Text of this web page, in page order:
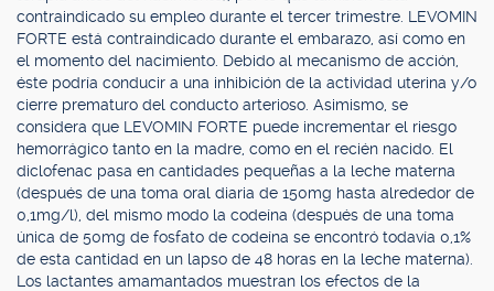
contraindicado su empleo durante el tercer trimestre. LEVOMIN
FORTE está contraindicado durante el embarazo, así como en
el momento del nacimiento. Debido al mecanismo de acción,
éste podría conducir a una inhibición de la actividad uterina y/o
cierre prematuro del conducto arterioso. Asimismo, se
considera que LEVOMIN FORTE puede incrementar el riesgo
hemorrágico tanto en la madre, como en el recién nacido. El
diclofenac pasa en cantidades pequeñas a la leche materna
(después de una toma oral diaria de 150mg hasta alrededor de
0,1mg/l), del mismo modo la codeína (después de una toma
única de 50mg de fosfato de codeína se encontró todavía 0,1%
de esta cantidad en un lapso de 48 horas en la leche materna).
Los lactantes amamantados muestran los efectos de la